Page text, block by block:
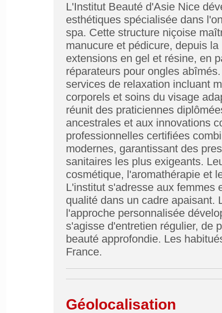
L'Institut Beauté d'Asie Nice
esthétiques spécialisée dans
spa. Cette structure niçoise
manucure et pédicure, depuis
extensions en gel et résine, en
réparateurs pour ongles
services de relaxation incluant
corporels et soins du visage
réunit des praticiennes
ancestrales et aux innovations
professionnelles certifiées
modernes, garantissant des
sanitaires les plus exigeants.
cosmétique, l'aromathérapie et
L'institut s'adresse aux femmes
qualité dans un cadre apaisant.
l'approche personnalisée
s'agisse d'entretien régulier, de
beauté approfondie. Les
France.
Géolocalisation